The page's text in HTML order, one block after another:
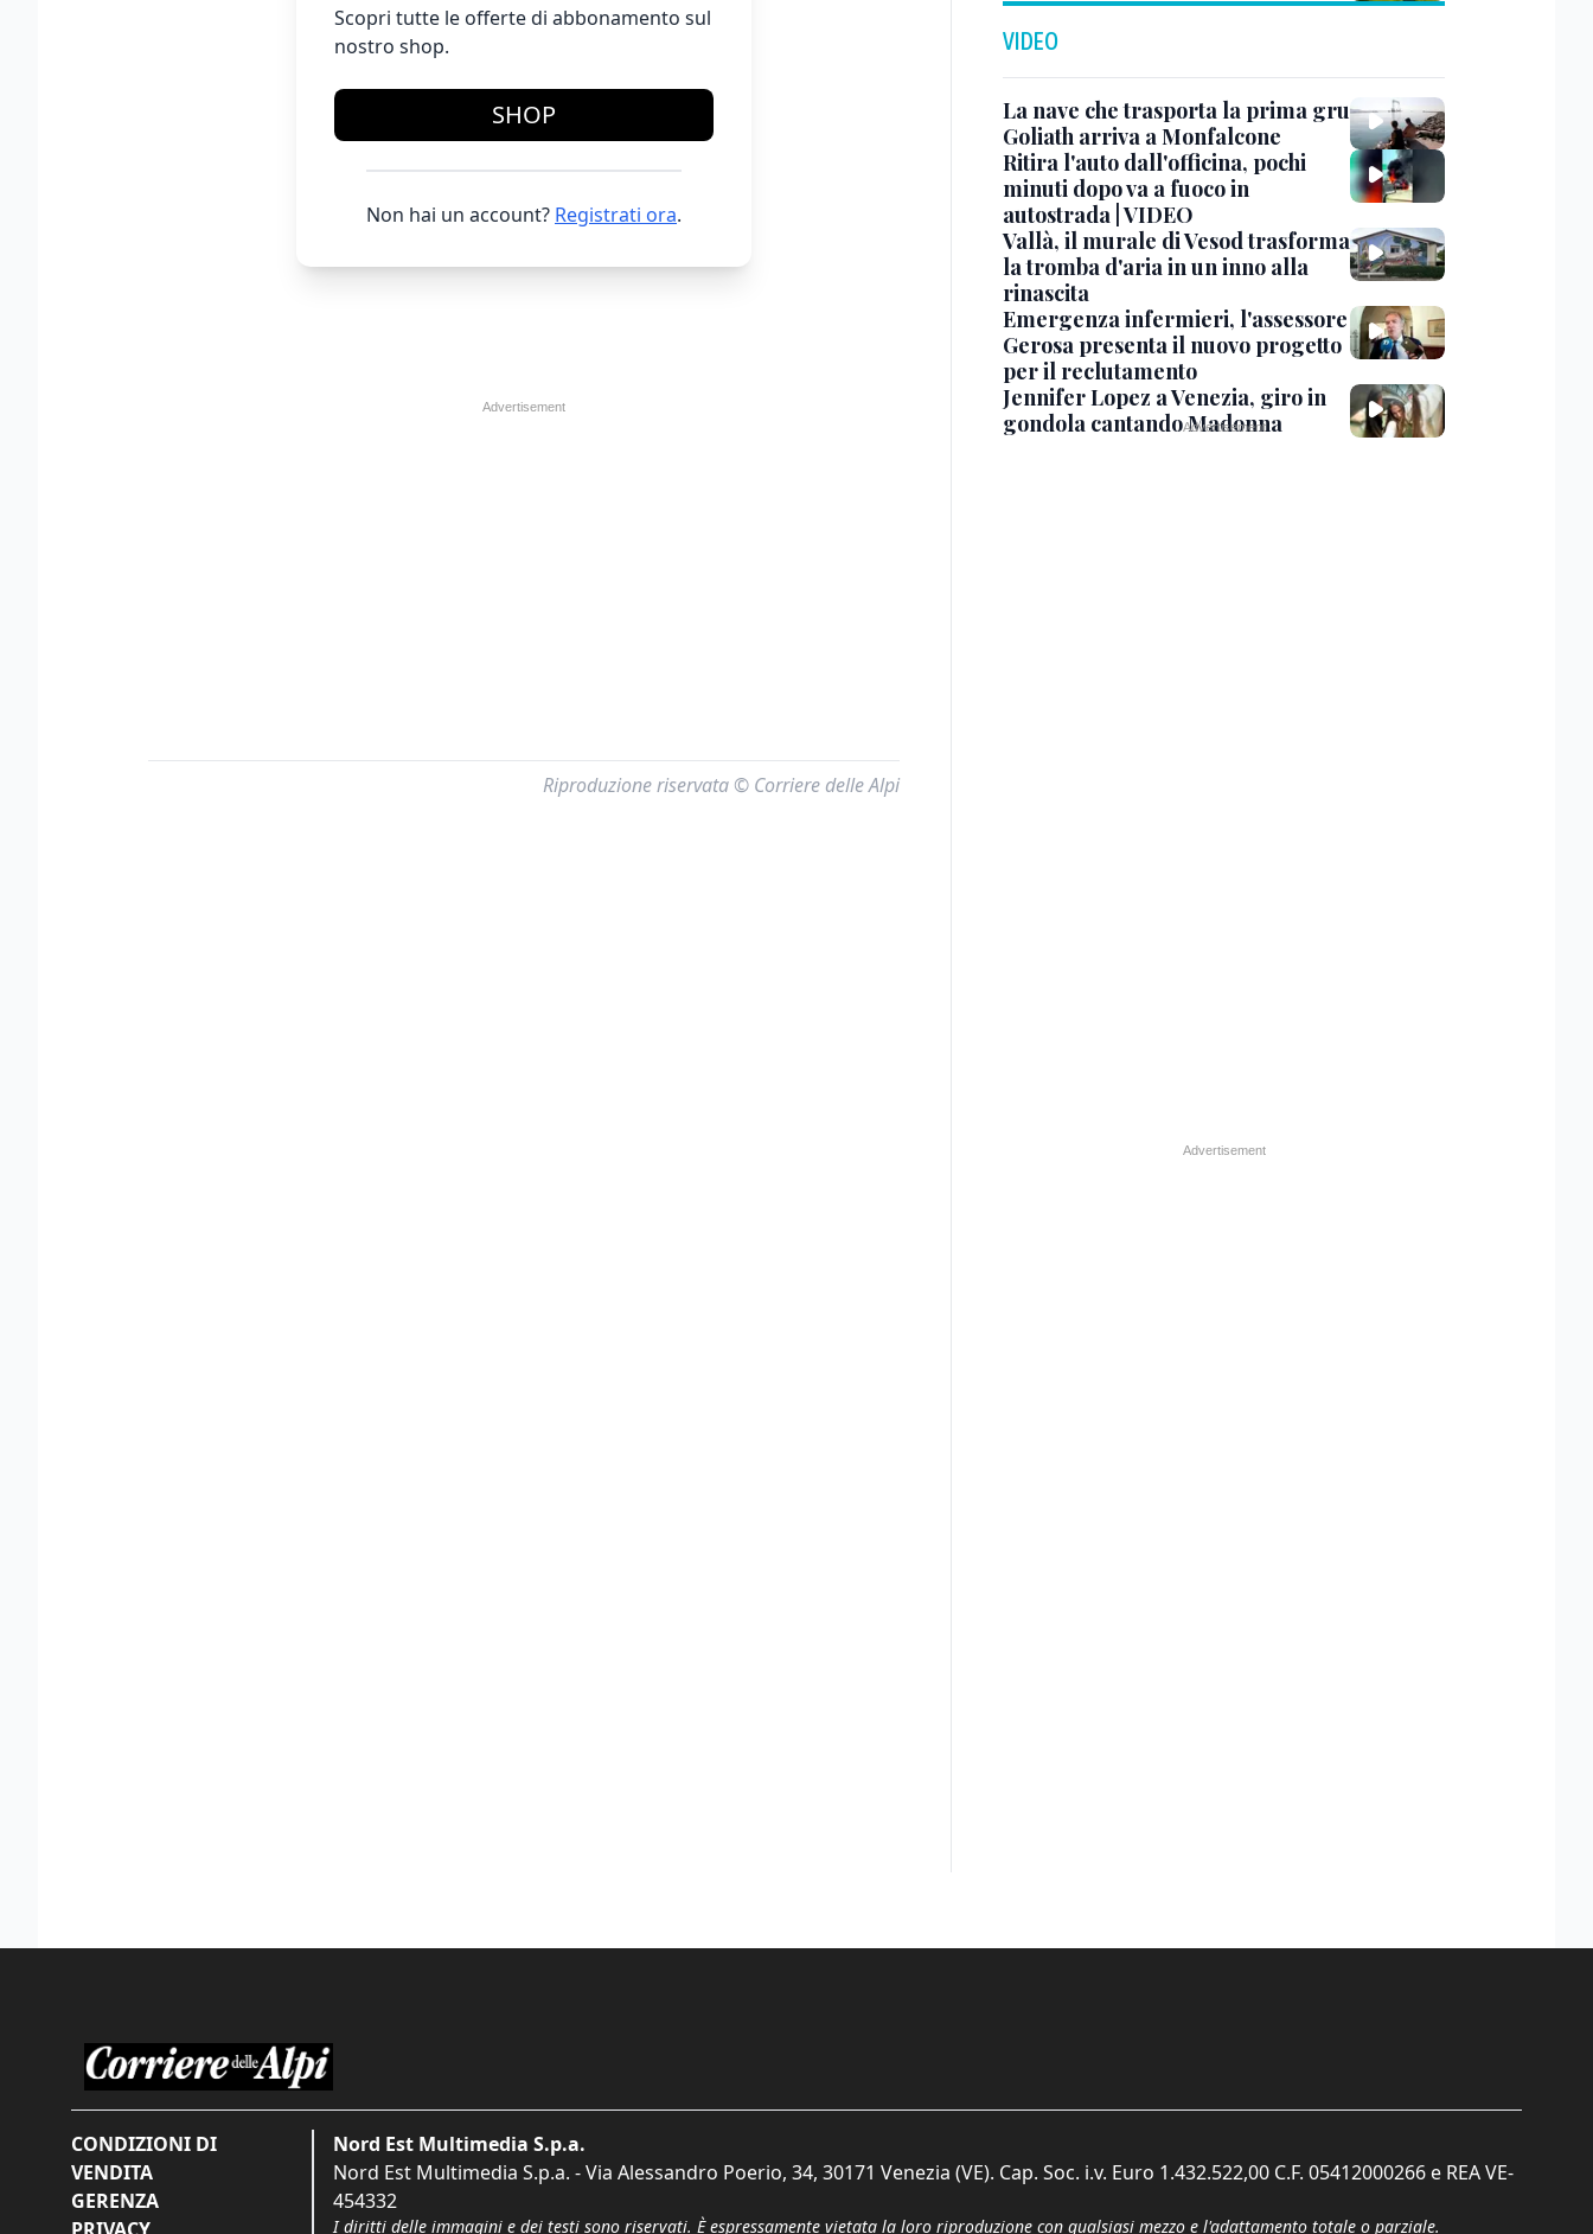
Scopri tutte le offerte di abbonamento sul
nostro shop.
SHOP
Non hai un account? Registrati ora.
Riproduzione riservata © Corriere delle Alpi
VIDEO
La nave che trasporta la prima gru
Goliath arriva a Monfalcone
Ritira l'auto dall'officina, pochi
minuti dopo va a fuoco in
autostrada | VIDEO
Vallà, il murale di Vesod trasforma
la tromba d'aria in un inno alla
rinascita
Emergenza infermieri, l'assessore
Gerosa presenta il nuovo progetto
per il reclutamento
Jennifer Lopez a Venezia, giro in
gondola cantando Madonna
CONDIZIONI DI
VENDITA
GERENZA
Nord Est Multimedia S.p.a.
Nord Est Multimedia S.p.a. - Via Alessandro Poerio, 34, 30171 Venezia (VE). Cap. Soc. i.v. Euro 1.432.522,00 C.F. 05412000266 e REA VE-
454332
I diritti delle immagini e dei testi sono riservati. È espressamente vietata la loro riproduzione con qualsiasi mezzo e l'adattamento totale o parziale.